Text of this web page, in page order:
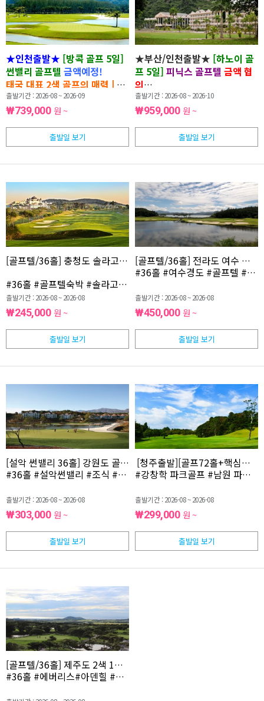
★인천출발★ [방콕 골프 5일]
썬밸리 골프텔 금액예정!
태국 대표 2색 골프의 매력 | 무
제한 라운드 · 전 일정 식사 포
함 · 가성비 추천 상품
출발기간 : 2026-08 ~ 2026-09
₩739,000 원 ~
출발일 보기
★부산/인천출발★ [하노이 골
프 5일] 피닉스 골프텔 금액 협
의
주중 무제한 라운드의 즐거움 |
2인 출발 가능· NO옵션 · NO
출발기간 : 2026-08 ~ 2026-10
₩959,000 원 ~
출발일 보기
[골프텔/36홀] 충청도 솔라고 C.C 1박 2일<클럽하우스 조식포함
#36홀 #골프텔숙박 #솔라고 #충청도골프
출발기간 : 2026-08 ~ 2026-08
₩245,000 원 ~
출발일 보기
[골프텔/36홀] 전라도 여수 경도
#36홀 #여수경도 #골프텔 #석
출발기간 : 2026-08 ~ 2026-08
₩450,000 원 ~
출발일 보기
[설악 썬밸리 36홀] 강원도 골프 1박2일(콘도+조식)
#36홀 #설악썬밸리 #조식 #강원도골프 #콘도
출발기간 : 2026-08 ~ 2026-08
₩303,000 원 ~
출발일 보기
[청주출발][골프72홀+핵심관
#강창학 파크골프 #남원 파크
출발기간 : 2026-08 ~ 2026-08
₩299,000 원 ~
출발일 보기
[골프텔/36홀] 제주도 2색 1박2일 <에버리스G.R-아덴힐C.C>
#36홀 #에버리스#아덴힐 #제주도골프